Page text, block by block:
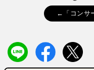
←「コンサ